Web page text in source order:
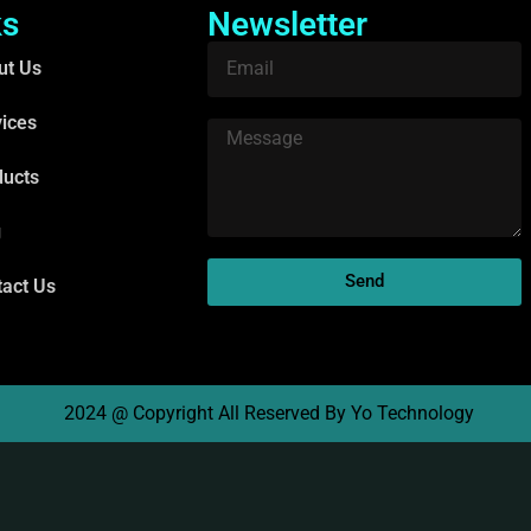
Us
Us
Newsletter
Send
2024 @ Copyright All Reserved By Yo Technology